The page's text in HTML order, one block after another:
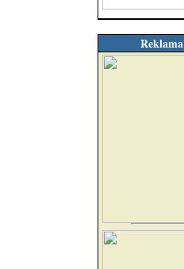
Reklama